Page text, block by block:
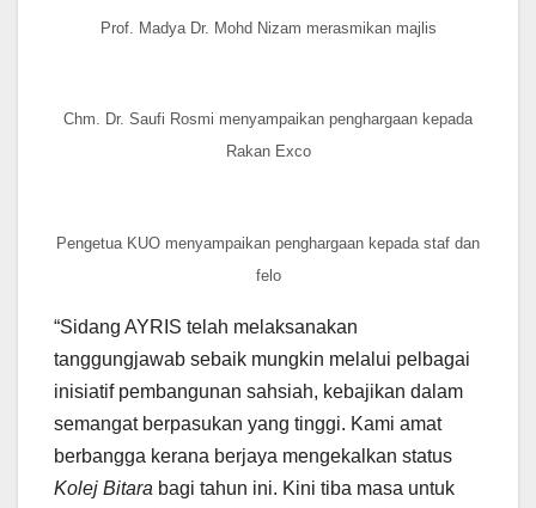
Prof. Madya Dr. Mohd Nizam merasmikan majlis
Chm. Dr. Saufi Rosmi menyampaikan penghargaan kepada
Rakan Exco
Pengetua KUO menyampaikan penghargaan kepada staf dan
felo
“Sidang AYRIS telah melaksanakan
tanggungjawab sebaik mungkin melalui pelbagai
inisiatif pembangunan sahsiah, kebajikan dalam
semangat berpasukan yang tinggi. Kami amat
berbangga kerana berjaya mengekalkan status
Kolej Bitara bagi tahun ini. Kini tiba masa untuk